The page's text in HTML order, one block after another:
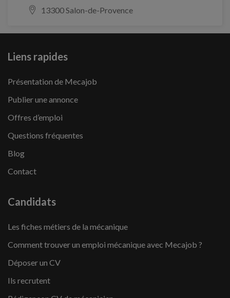
13300 Salon-de-Provence
Liens rapides
Présentation de Mecajob
Publier une annonce
Offres d’emploi
Questions fréquentes
Blog
Contact
Candidats
Les fiches métiers de la mécanique
Comment trouver un emploi mécanique avec Mecajob ?
Déposer un CV
Ils recrutent